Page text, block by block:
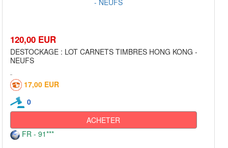
120,00 EUR
DESTOCKAGE : LOT CARNETS TIMBRES HONG KONG -
NEUFS
17,00 EUR
0
ACHETER
FR - 91***